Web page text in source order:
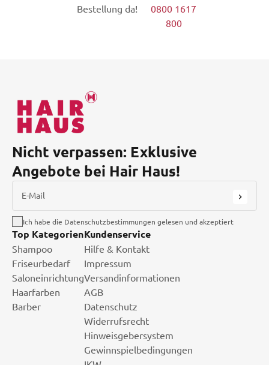
Bestellung da!
0800 1617
800
Nicht verpassen: Exklusive
Angebote bei Hair Haus!
E-Mail
Ich habe die Datenschutzbestimmungen gelesen und akzeptiert
Top Kategorien
Shampoo
Friseurbedarf
Saloneinrichtung
Haarfarben
Barber
Kundenservice
Hilfe & Kontakt
Impressum
Versandinformationen
AGB
Datenschutz
Widerrufsrecht
Hinweisgebersystem
Gewinnspielbedingungen